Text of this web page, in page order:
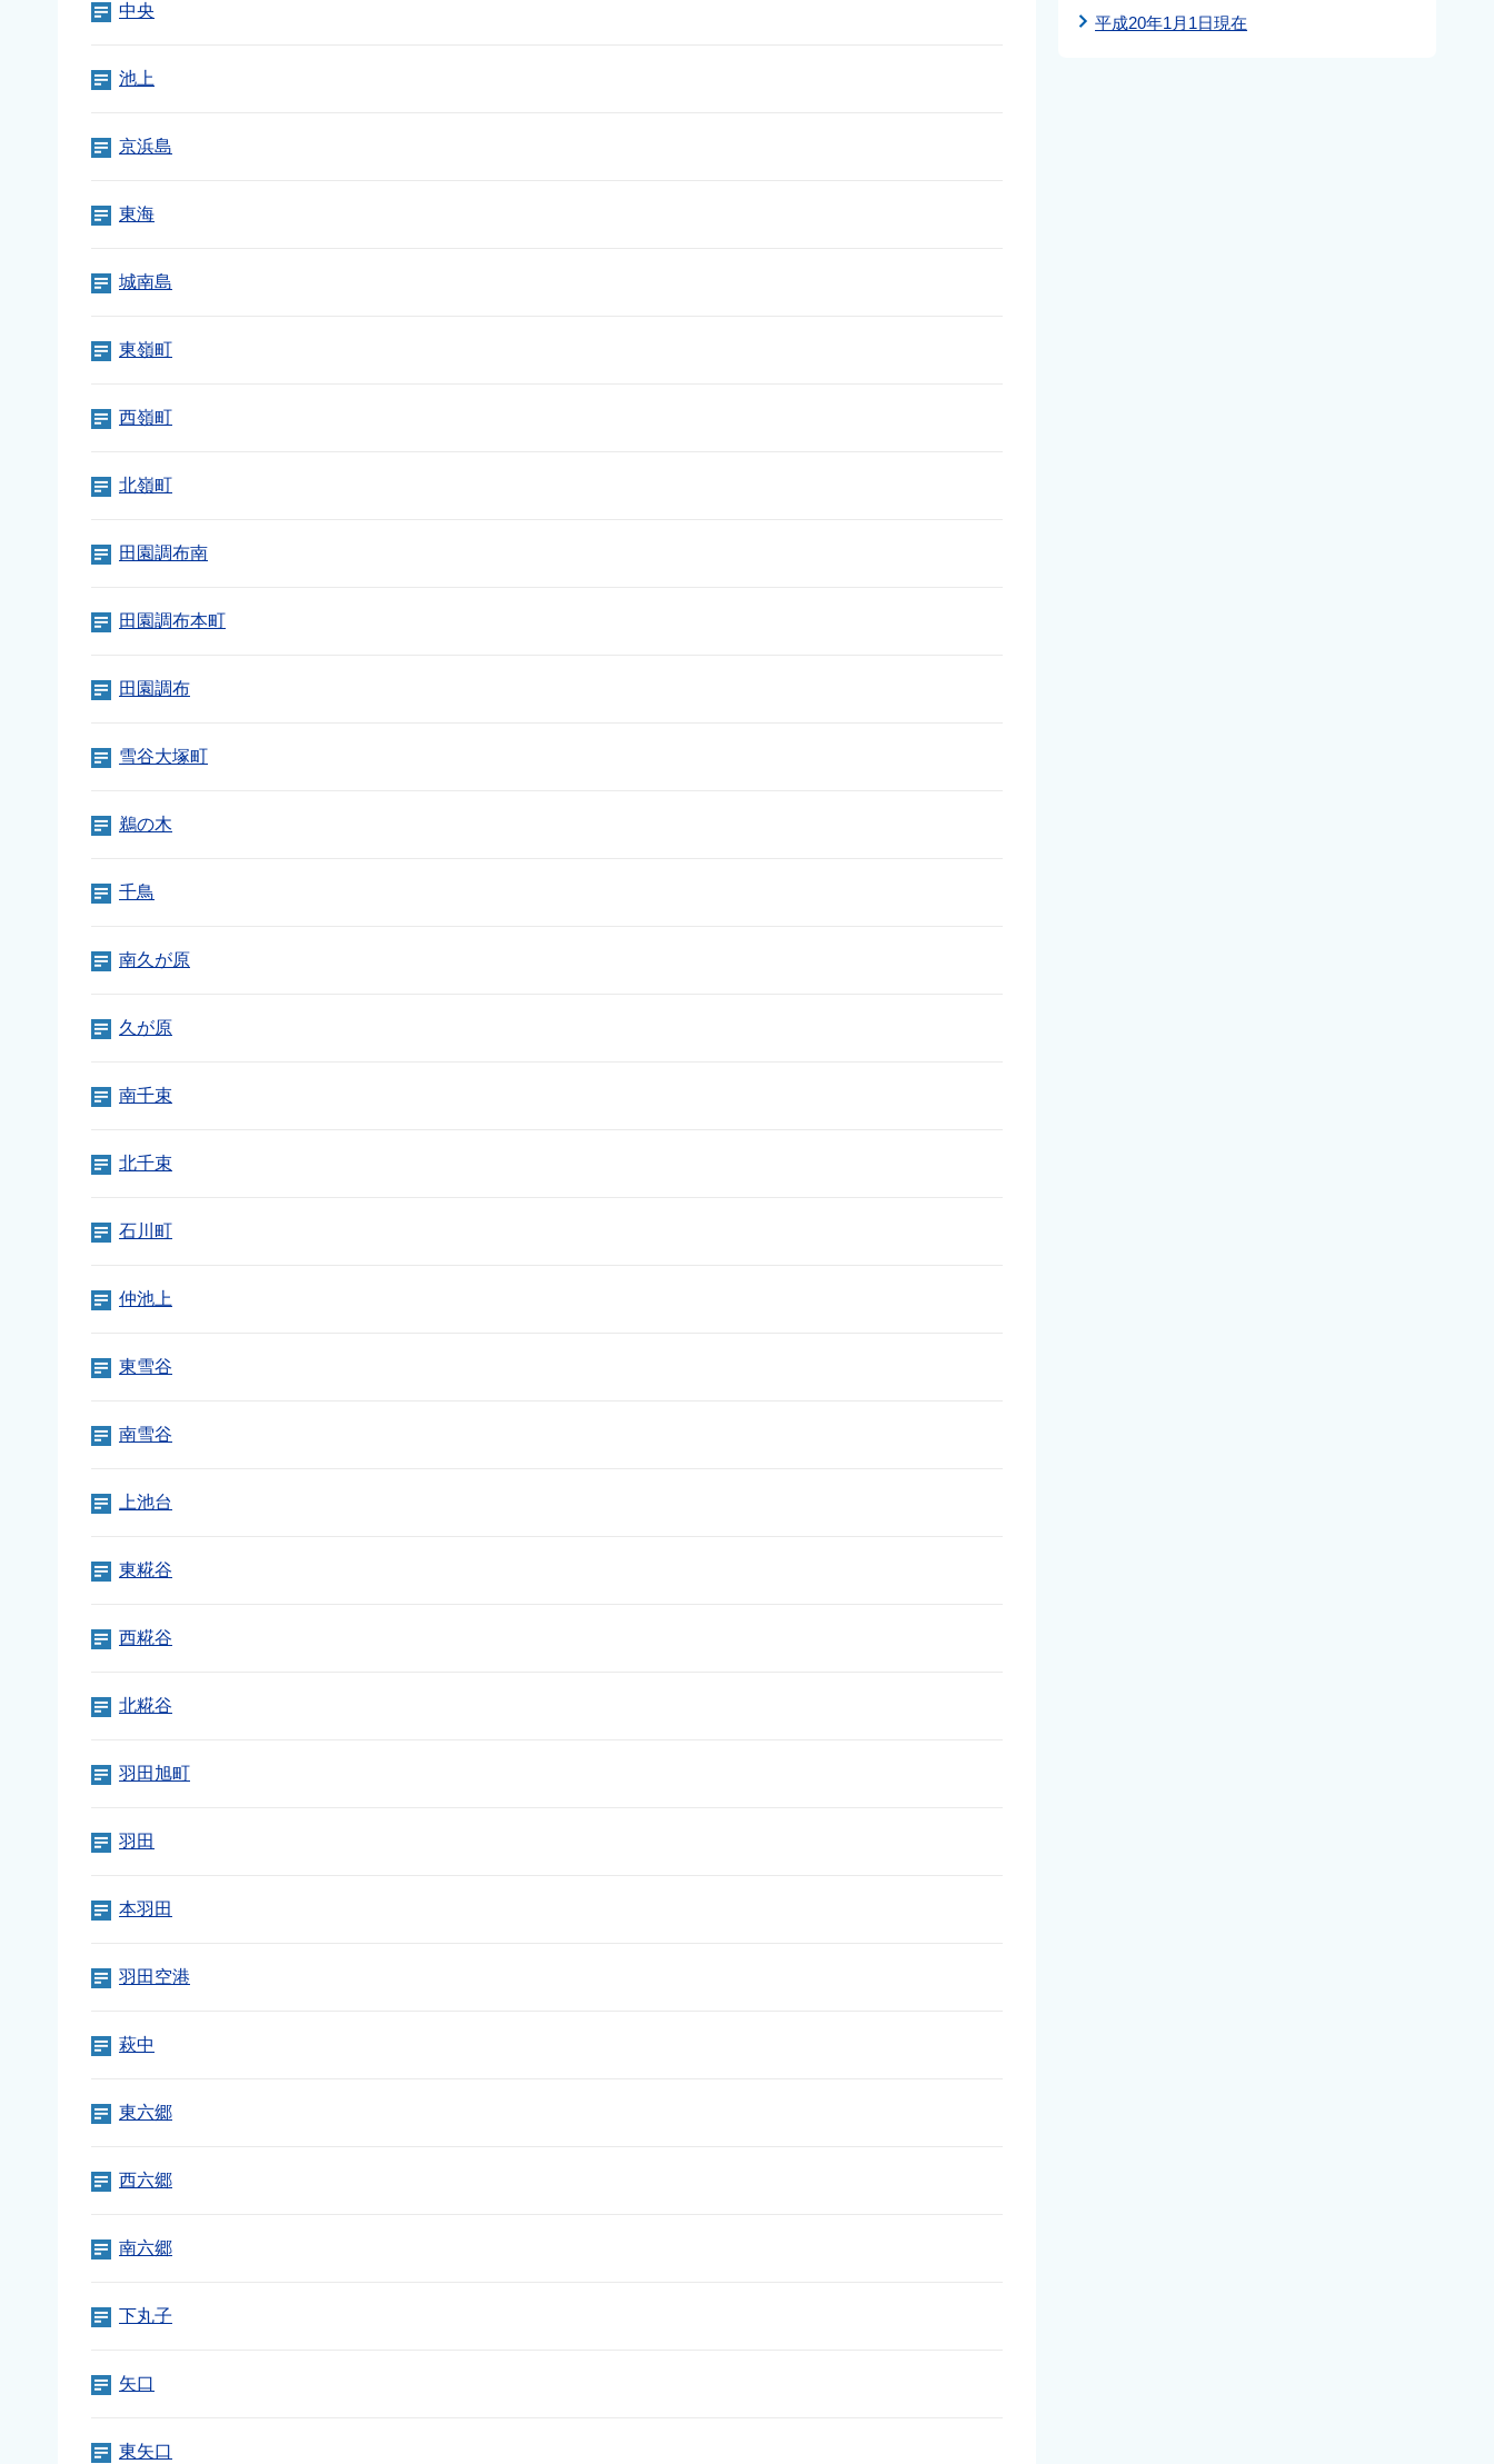
中央
池上
京浜島
東海
城南島
東嶺町
西嶺町
北嶺町
田園調布南
田園調布本町
田園調布
雪谷大塚町
鵜の木
千鳥
南久が原
久が原
南千束
北千束
石川町
仲池上
東雪谷
南雪谷
上池台
東糀谷
西糀谷
北糀谷
羽田旭町
羽田
本羽田
羽田空港
萩中
東六郷
西六郷
南六郷
下丸子
矢口
東矢口
平成20年1月1日現在